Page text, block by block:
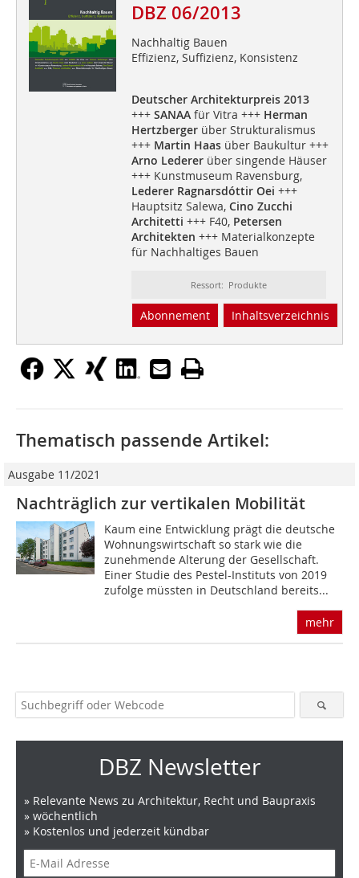
DBZ 06/2013
Nachhaltig Bauen
Effizienz, Suffizienz, Konsistenz
Deutscher Architekturpreis 2013
+++ SANAAfür Vitra +++ Herman
Hertzbergerüber Strukturalismus
+++ Martin Haasüber Baukultur +++
Arno Ledererüber singende Häuser
+++ Kunstmuseum Ravensburg,
Lederer Ragnarsdóttir Oei +++
Hauptsitz Salewa, Cino Zucchi
Architetti +++ F40, Petersen
Architekten +++ Materialkonzepte
für Nachhaltiges Bauen
Ressort: Produkte
Abonnement Inhaltsverzeichnis
Thematisch passende Artikel:
Ausgabe 11/2021
Nachträglich zur vertikalen Mobilität
Kaum eine Entwicklung prägt die deutsche
Wohnungswirtschaft so stark wie die
zunehmende Alterung der Gesellschaft.
Einer Studie des Pestel-Instituts von 2019
zufolge müssten in Deutschland bereits...
mehr
DBZ Newsletter
» Relevante News zu Architektur, Recht und Baupraxis
» wöchentlich
» Kostenlos und jederzeit kündbar